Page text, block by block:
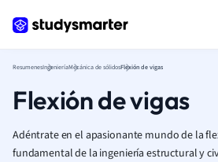
ResumenesIngenieríaMecánica de sólidosFlexión de vigas
Flexión de vigas
Adéntrate en el apasionante mundo de la
fundamental de la ingeniería estructural y